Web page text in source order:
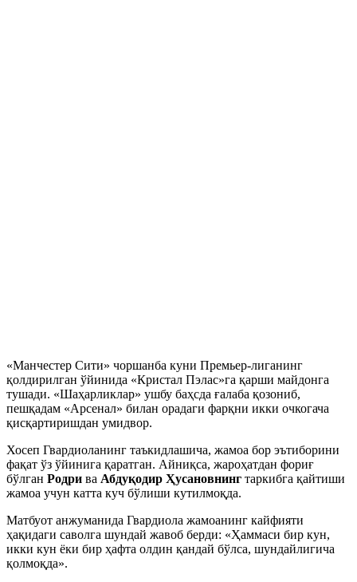
«Манчестер Сити» чоршанба куни Премьер-лиганинг
қолдирилган ўйинида «Кристал Пэлас»га қарши майдонга
тушади. «Шаҳарликлар» ушбу баҳсда ғалаба қозониб,
пешқадам «Арсенал» билан орадаги фарқни икки очкогача
қисқартиришдан умидвор.
Хосеп Гвардиоланинг таъкидлашича, жамоа бор эътиборини
фақат ўз ўйинига қаратган. Айниқса, жароҳатдан фориғ
бўлган Родри ва Абдуқодир Ҳусановнинг таркибга қайтиши
жамоа учун катта куч бўлиши кутилмоқда.
Матбуот анжуманида Гвардиола жамоанинг кайфияти
ҳақидаги саволга шундай жавоб берди: «Ҳаммаси бир кун,
икки кун ёки бир ҳафта олдин қандай бўлса, шундайлигича
қолмоқда».